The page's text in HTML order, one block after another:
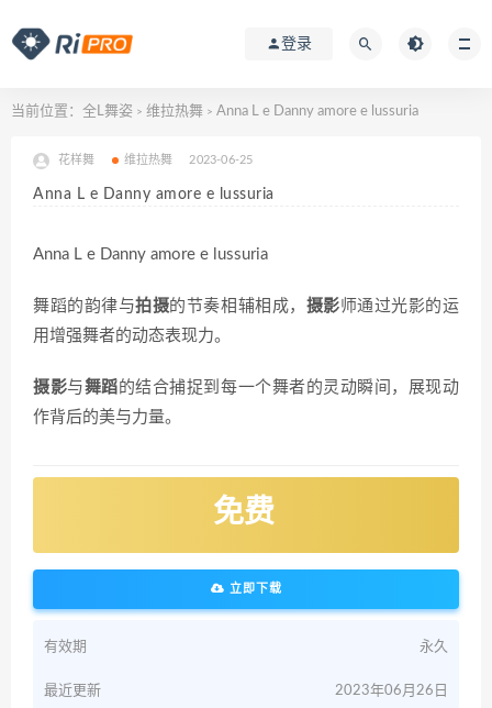
登录
当前位置： 全L舞姿 > 维拉热舞 > Anna L e Danny amore e lussuria
花样舞 维拉热舞 2023-06-25
Anna L e Danny amore e lussuria
Anna L e Danny amore e lussuria
舞蹈的韵律与拍摄的节奏相辅相成， 摄影师通过光影的运
用增强舞者的动态表现力。
摄影与舞蹈 的结合捕捉到每一个舞者的灵动瞬间，展现动
作背后的美与力量。
免费
立即下载
有效期 永久
最近更新 2023年06月26日